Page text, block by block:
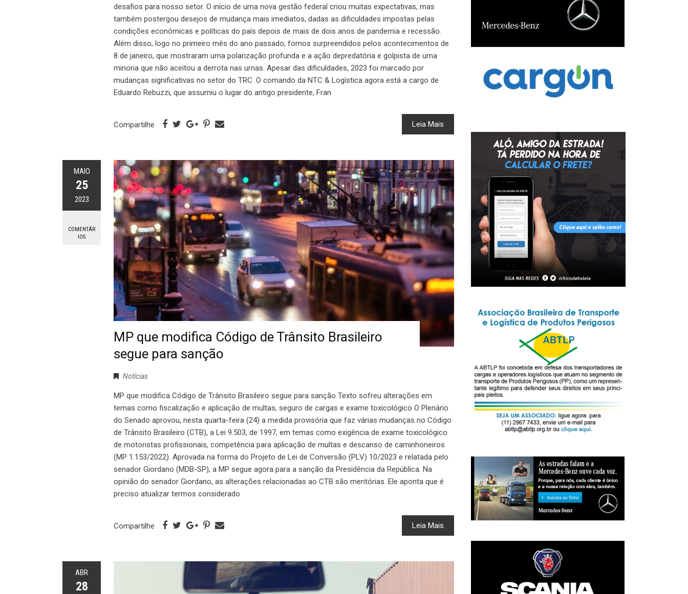
desafios para nosso setor. O início de uma nova gestão federal criou muitas expectativas, mas
também postergou desejos de mudança mais imediatos, dadas as dificuldades impostas pelas
condições econômicas e políticas do país depois de mais de dois anos de pandemia e recessão.
Além disso, logo no primeiro mês do ano passado, fomos surpreendidos pelos acontecimentos de
8 de janeiro, que mostraram uma polarização profunda e a ação depredatória e golpista de uma
minoria que não aceitou a derrota nas urnas. Apesar das dificuldades, 2023 foi marcado por
mudanças significativas no setor do TRC. O comando da NTC & Logística agora está a cargo de
Eduardo Rebuzzi, que assumiu o lugar do antigo presidente, Fran
Leia Mais
Compartilhe
MAIO
25
2023
COMENTÁR
IOS
MP que modifica Código de Trânsito Brasileiro
segue para sanção
Notícias
MP que modifica Código de Trânsito Brasileiro segue para sanção Texto sofreu alterações em
temas como fiscalização e aplicação de multas, seguro de cargas e exame toxicológico O Plenário
do Senado aprovou, nesta quarta-feira (24) a medida provisória que faz várias mudanças no Código
de Trânsito Brasileiro (CTB), a Lei 9.503, de 1997, em temas como exigência de exame toxicológico
de motoristas profissionais, competência para aplicação de multas e descanso de caminhoneiros
(MP 1.153/2022). Aprovada na forma do Projeto de Lei de Conversão (PLV) 10/2023 e relatada pelo
senador Giordano (MDB-SP), a MP segue agora para a sanção da Presidência da República. Na
opinião do senador Giordano, as alterações relacionadas ao CTB são meritórias. Ele aponta que é
preciso atualizar termos considerado
Leia Mais
Compartilhe
ABR
28